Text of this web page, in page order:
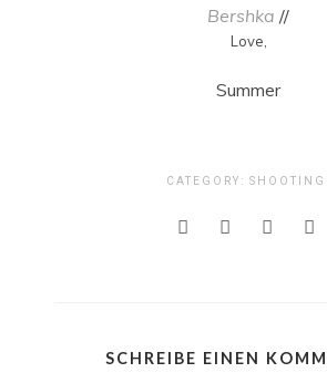
Bershka //
Love,
Summer
CATEGORY: SHOOTING
SCHREIBE EINEN